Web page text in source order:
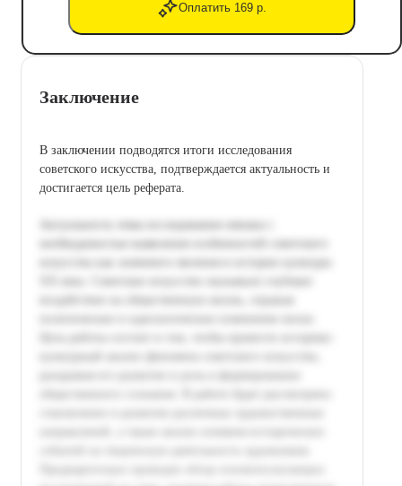
Оплатить 169 р.
Заключение
В заключении подводятся итоги исследования
советского искусства, подтверждается актуальность и
достигается цель реферата.